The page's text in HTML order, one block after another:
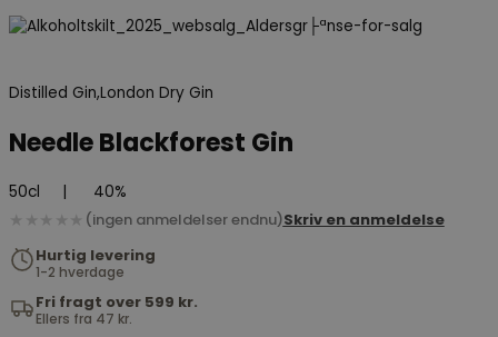
Distilled Gin,London Dry Gin
Needle Blackforest Gin
50cl 40%
★★★★★ (ingen anmeldelser endnu)Skriv en anmeldelse
Hurtig levering
1-2 hverdage
Fri fragt over 599 kr.
Ellers fra 47 kr.